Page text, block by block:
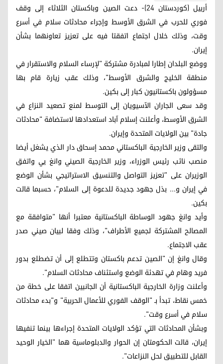
أربيل (كوردستان 24)- دعت الصين وباكستان الثلاثاء إلى وقف
فوري للحرب في الشرق الأوسط وإجراء محادثات سلام في أسرع
وقت، وذلك خلال اجتماع اتفقتا فيه على تعزيز تعاونهما بشأن
إيران.
ووضع البلدان إطارا لمبادرة مشتركة "لإرساء السلام والاستقرار في
منطقة الخليج والشرق الأوسط"، وذلك عقب زيارة قام بها
مسؤولون باكستانيون كبار إلى بكين.
وقد سعى الجاران الآسيويان إلى التوسط لمنع تصعيد النزاع في
الشرق الأوسط، وأعلنت إسلام آباد استعدادها لاستضافة "محادثات
جادة" بين الولايات المتحدة وإيران.
والتقى وزير الخارجية الباكستاني محمد إسحاق دار الذي يشغل أيضا
منصب نائب رئيس الوزراء، وزير الخارجية الصيني وانغ يي واتفق
الوزيران على "تعزيز التواصل والتنسيق الاستراتيجي بشأن الوضع
في إيران و... بذل جهود جديدة للدعوة إلى السلام"، حسبما قالت
بكين.
وأيد وانغ جهود الوساطة الباكستانية معتبرا أنها "متوافقة مع
المصالح المشتركة لجميع الأطراف"، وذلك وفقا لبيان صيني صدر
عقب الاجتماع.
وقال وانغ إن "الصين تدعم باكستان وتتطلع إلى أن تضطلع بدور
فريد وهام في تهدئة الوضع واستئناف محادثات السلام".
وأعلنت وزارة الخارجية الباكستانية أن الجانبين اتفقا على خطة من
خمس نقاط، تبدأ بـ "الوقف الفوري للأعمال الحربية" و"بدء محادثات
سلام في أسرع وقت".
وبشأن المحادثات التي تؤكد الولايات المتحدة إجراءها بينما تنفيها
إيران، قالت الحكومتان إن الحوار والدبلوماسية هما "الخيار الوحيد
القابل للتطبيق لحل النزاعات".